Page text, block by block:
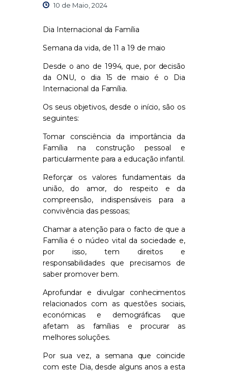
10 de Maio, 2024
Dia Internacional da Família
Semana da vida, de 11 a 19 de maio
Desde o ano de 1994, que, por decisão
da ONU, o dia 15 de maio é o Dia
Internacional da Família.
Os seus objetivos, desde o início, são os
seguintes:
Tomar consciência da importância da
Família na construção pessoal e
particularmente para a educação infantil.
Reforçar os valores fundamentais da
união, do amor, do respeito e da
compreensão, indispensáveis para a
convivência das pessoas;
Chamar a atenção para o facto de que a
Família é o núcleo vital da sociedade e,
por isso, tem direitos e
responsabilidades que precisamos de
saber promover bem.
Aprofundar e divulgar conhecimentos
relacionados com as questões sociais,
económicas e demográficas que
afetam as famílias e procurar as
melhores soluções.
Por sua vez, a semana que coincide
com este Dia, desde alguns anos a esta